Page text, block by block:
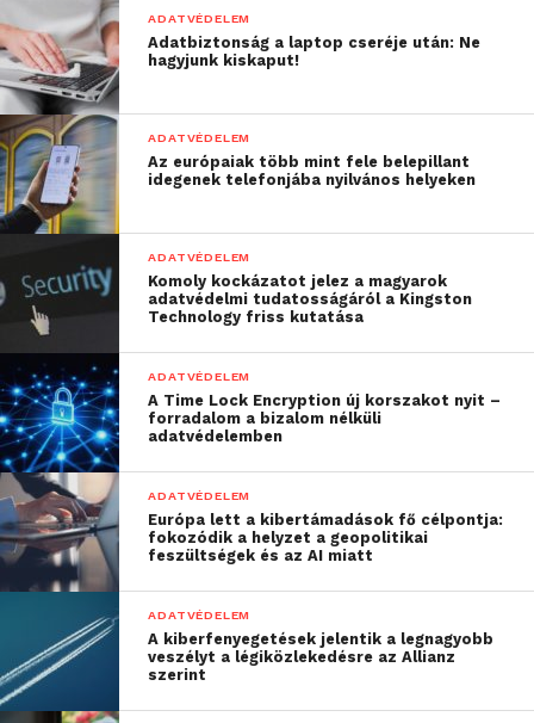
rendkívül gyorsan végzi, alacsony számú fals pozitív
riasztás mellett, így az illetékes szakembereknek
csak azokkal az incidensekkel foglalkozniuk,
amelyek valóban komoly fenyegetést jelentenek.
A jelszavaknak bealkonyult
A növekvő kiberfenyegetés, illetve a technológiai
fejlődés arra készteti a szervezeteket, hogy új,
fejlettebb és biztonságosabb azonosítási
módszereket vezessenek be a jelszavak helyett vagy
mellett, például ujjlenyomat-olvasó vagy
arcfelismerő rendszereket, tokeneket, esetleg SMS-
ben küldött kódokat. Ezek az eszközök valóban
erősítik a biztonságot, közben azonban az
üzemeltetésükért és kezelésükért felelős
szakemberek munkáját bonyolultabbá teszik. Ezen a
kihíváson segít azAdvanced Authentication
keretrendszer, amelynek segítségével a szervezetek
egyetlen megoldásban, központilag felügyelhetik az
összes azonosítási technológiát és eszközt.
Zsarolóvírus és adathalászat à
la carte
ADATVÉDELEM
Adatbiztonság a laptop cseréje után: Ne
hagyjunk kiskaput!
ADATVÉDELEM
Az európaiak több mint fele belepillant
idegenek telefonjába nyilvános helyeken
ADATVÉDELEM
Komoly kockázatot jelez a magyarok
adatvédelmi tudatosságáról a Kingston
Technology friss kutatása
ADATVÉDELEM
A Time Lock Encryption új korszakot nyit –
forradalom a bizalom nélküli
adatvédelemben
ADATVÉDELEM
Európa lett a kibertámadások fő célpontja:
fokozódik a helyzet a geopolitikai
feszültségek és az AI miatt
ADATVÉDELEM
A kiberfenyegetések jelentik a legnagyobb
veszélyt a légiközlekedésre az Allianz
szerint